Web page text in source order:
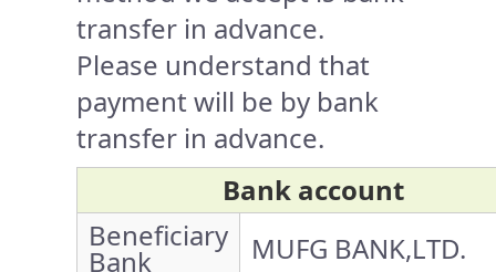
transfer in advance.
Please understand that
payment will be by bank
transfer in advance.
Bank account
Beneficiary
Bank
MUFG BANK,LTD.